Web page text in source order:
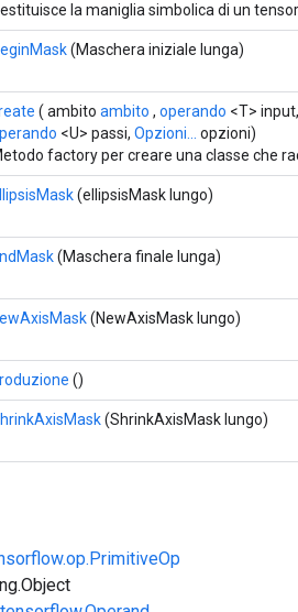
la maniglia simbolica di un
(Maschera iniziale lunga)
( ambito ambito , operando <T>
<U> passi, Opzioni...
opzioni)
factory per creare una classe che
(ellipsisMask lungo)
(Maschera finale lunga)
(NewAxisMask lungo)
()
(ShrinkAxisMask lungo)